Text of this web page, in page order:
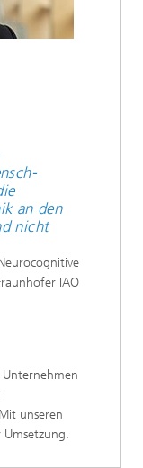
an den
nicht
IAO
unseren